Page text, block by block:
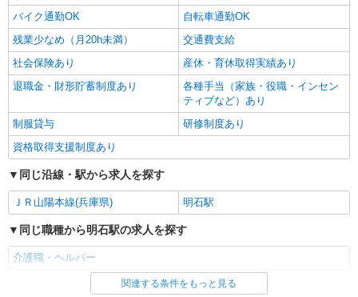
バイク通勤OK
自転車通勤OK
残業少なめ（月20h未満）
交通費支給
社会保険あり
産休・育休取得実績あり
退職金・財形貯蓄制度あり
各種手当（家族・役職・インセン
ティブなど）あり
制服貸与
研修制度あり
資格取得支援制度あり
同じ沿線・駅から求人を探す
ＪＲ山陽本線(兵庫県) 明石駅
同じ職種から明石駅の求人を探す
介護職・ヘルパー
同じ雇用形態から明石駅の求人を探す
関連する条件をもっと見る